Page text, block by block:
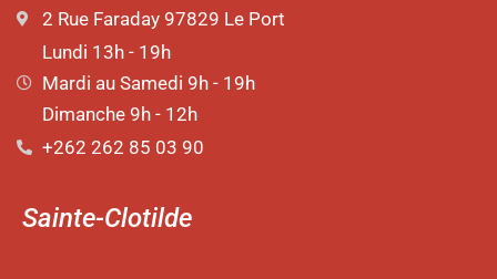
2 Rue Faraday 97829 Le Port
Lundi 13h - 19h
Mardi au Samedi 9h - 19h
Dimanche 9h - 12h
+262 262 85 03 90
Sainte-Clotilde